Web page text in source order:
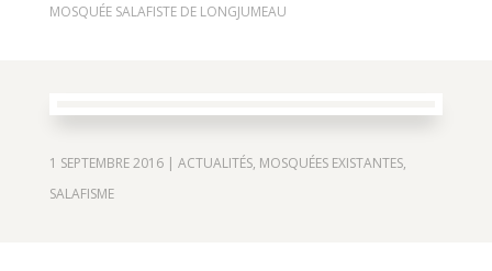
MOSQUÉE SALAFISTE DE LONGJUMEAU
1 SEPTEMBRE 2016| ACTUALITÉS, MOSQUÉES EXISTANTES,
SALAFISME